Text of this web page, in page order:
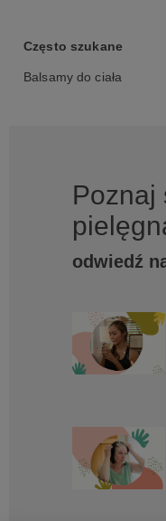
Często szukane
Balsamy do ciała
Poznaj
odwiedź